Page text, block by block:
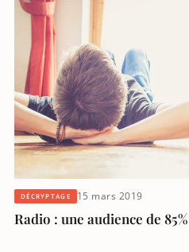
DÉCRYPTAGE 15 mars 2019
Radio : une audience de